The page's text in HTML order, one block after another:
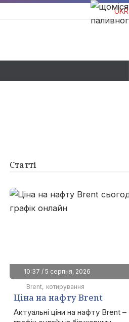
UKR
Статті
10:37 / 5 серпня, 2026
Brent котирування
Ціна на нафту Brent
сьогодні | графік онлайн
Актуальні ціни на нафту Brent –